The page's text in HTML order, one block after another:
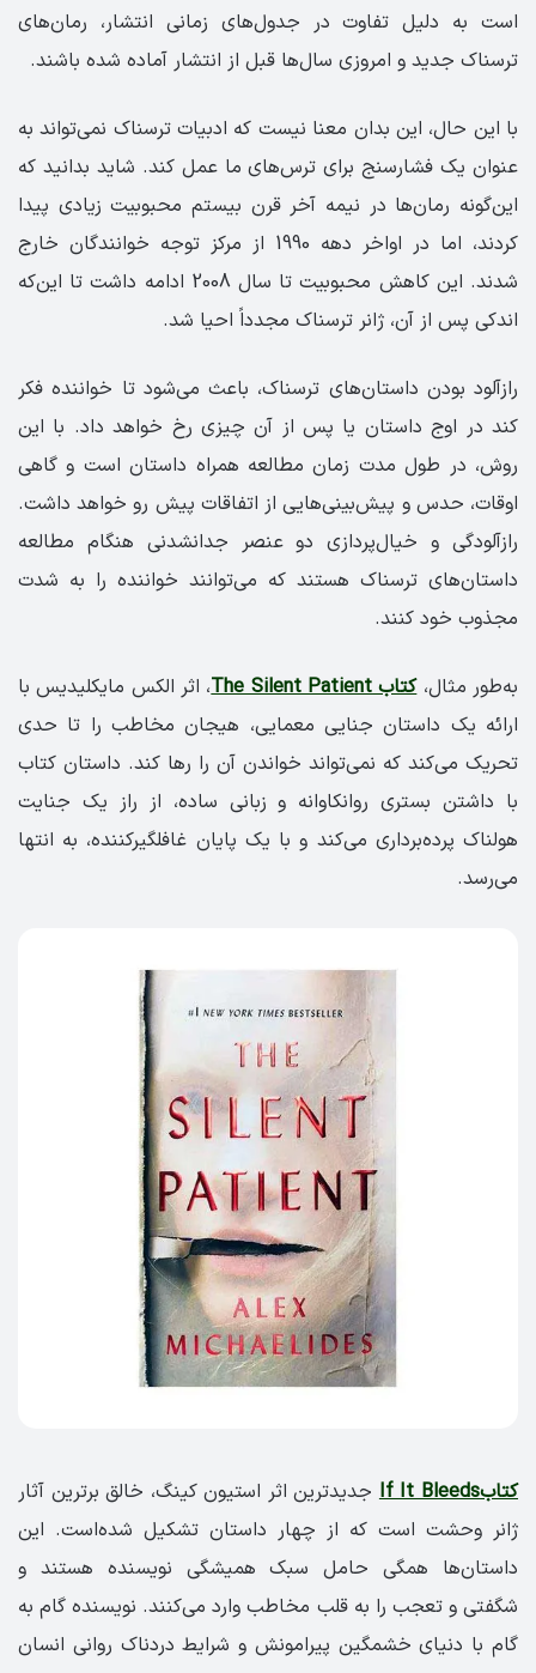
است به دلیل تفاوت در جدول‌های زمانی انتشار، رمان‌های
ترسناک جدید و امروزی سال‌ها قبل از انتشار آماده شده باشند.
با این حال، این بدان معنا نیست که ادبیات ترسناک نمی‌تواند به
عنوان یک فشارسنج برای ترس‌های ما عمل کند. شاید بدانید که
این‌گونه رمان‌ها در نیمه آخر قرن بیستم محبوبیت زیادی پیدا
کردند، اما در اواخر دهه 1990 از مرکز توجه خوانندگان خارج
شدند. این کاهش محبوبیت تا سال 2008 ادامه داشت تا این‌که
اندکی پس از آن، ژانر ترسناک مجدداً احیا شد.
رازآلود بودن داستان‌های ترسناک، باعث می‌شود تا خواننده فکر
کند در اوج داستان یا پس از آن چیزی رخ خواهد داد. با این
روش، در طول مدت زمان مطالعه همراه داستان است و گاهی
اوقات، حدس و پیش‌بینی‌هایی از اتفاقات پیش رو خواهد داشت.
رازآلودگی و خیال‌پردازی دو عنصر جدانشدنی هنگام مطالعه
داستان‌های ترسناک هستند که می‌توانند خواننده را به شدت
مجذوب خود ‌کنند.
به‌طور مثال،کتاب The Silent Patient
، اثر الکس مایکلیدیس با
ارائه یک داستان جنایی معمایی، هیجان مخاطب را تا حدی
تحریک می‌کند که نمی‌تواند خواندن آن را رها کند. داستان کتاب
با داشتن بستری روانکاوانه و زبانی ساده، از راز یک جنایت
هولناک پرده‌‌برداری می‌کند و با یک پایان غافلگیرکننده، به انتها
می‌رسد.
کتابIf It Bleeds
جدیدترین اثر استیون کینگ، خالق برترین آثار
ژانر وحشت است که از چهار داستان تشکیل شده‌است. این
داستان‌ها همگی حامل سبک همیشگی نویسنده هستند و
شگفتی و تعجب را به قلب مخاطب وارد می‌کنند. نویسنده گام به
گام با دنیای خشمگین پیرامونش و شرایط دردناک روانی انسان